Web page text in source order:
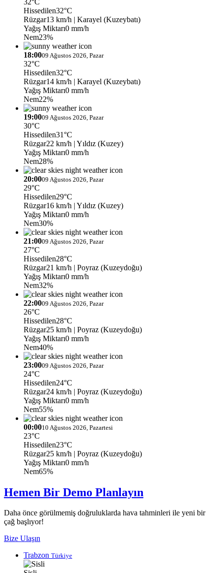
Hissedilen32°C
Rüzgar13 km/h | Karayel (Kuzeybatı)
Yağış Miktarı0 mm/h
Nem23%
18:0009 Ağustos 2026, Pazar
32°C
Hissedilen32°C
Rüzgar14 km/h | Karayel (Kuzeybatı)
Yağış Miktarı0 mm/h
Nem22%
19:0009 Ağustos 2026, Pazar
30°C
Hissedilen31°C
Rüzgar22 km/h | Yıldız (Kuzey)
Yağış Miktarı0 mm/h
Nem28%
20:0009 Ağustos 2026, Pazar
29°C
Hissedilen29°C
Rüzgar16 km/h | Yıldız (Kuzey)
Yağış Miktarı0 mm/h
Nem30%
21:0009 Ağustos 2026, Pazar
27°C
Hissedilen28°C
Rüzgar21 km/h | Poyraz (Kuzeydoğu)
Yağış Miktarı0 mm/h
Nem32%
22:0009 Ağustos 2026, Pazar
26°C
Hissedilen28°C
Rüzgar25 km/h | Poyraz (Kuzeydoğu)
Yağış Miktarı0 mm/h
Nem40%
23:0009 Ağustos 2026, Pazar
24°C
Hissedilen24°C
Rüzgar24 km/h | Poyraz (Kuzeydoğu)
Yağış Miktarı0 mm/h
Nem55%
00:0010 Ağustos 2026, Pazartesi
23°C
Hissedilen23°C
Rüzgar25 km/h | Poyraz (Kuzeydoğu)
Yağış Miktarı0 mm/h
Nem65%
Hemen Bir Demo Planlayın
Daha önce görülmemiş doğruluklarda hava tahminleri ile yeni bir
çağ başlıyor!
Bize Ulaşın
Trabzon Türkiye